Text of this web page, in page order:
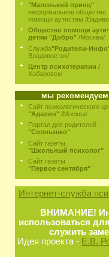
"Маленький принц" -
неформальное общество
помощи аутистам /
Общество помощи
детям "Добро" /Москва/
Служба"Родители-
Владивосток/
Центр психотерапии /
Хабаровск/
мы рекомендуем
Сайт психологического
"Адалин" /Москва/
Портал для родителей
"Солнышко"
Сайт газеты
"Школьный психолог"
Сайт газеты
"Первое сентября"
Интернет-служба
ВНИМАНИЕ!
использоваться
служить
Идея проекта - Е.В.